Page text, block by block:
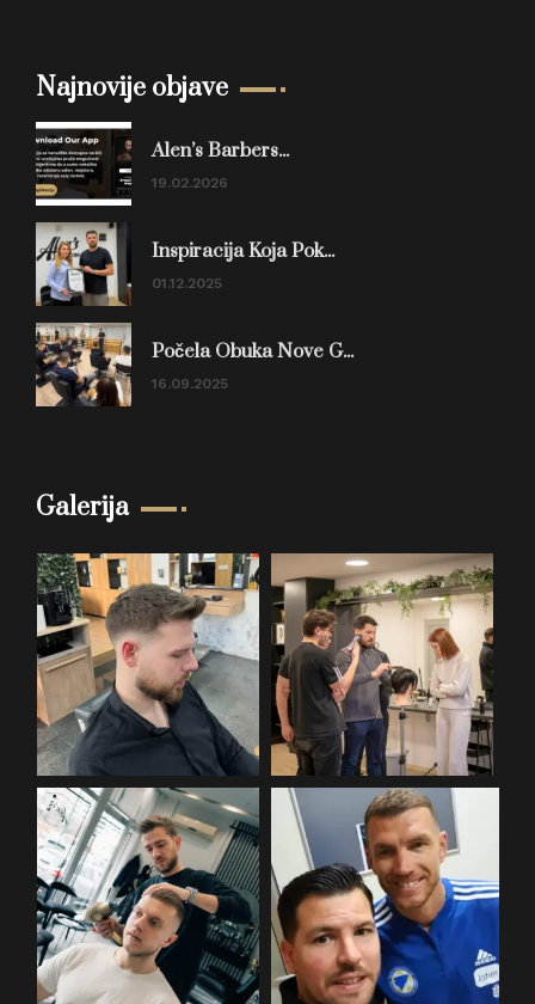
Najnovije objave
Alen’s Barbers...
19.02.2026
Inspiracija Koja Pok...
01.12.2025
Počela Obuka Nove G...
16.09.2025
Galerija